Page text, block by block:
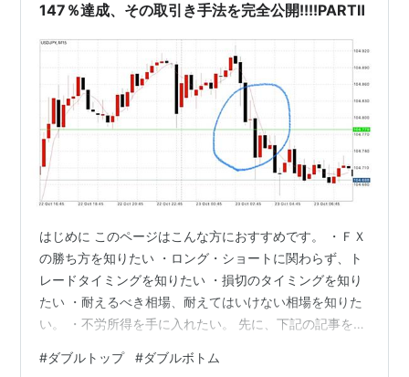
147％達成、その取引き手法を完全公開!!!!PARTⅡ
はじめに このページはこんな方におすすめです。 ・ＦＸ
の勝ち方を知りたい ・ロング・ショートに関わらず、ト
レードタイミングを知りたい ・損切のタイミングを知り
たい ・耐えるべき相場、耐えてはいけない相場を知りた
い。 ・不労所得を手に入れたい。 先に、下記の記事を読
FXで月利147％を達成した取引履歴（10.23-10.29）
#ダブルトップ #ダブルボトム